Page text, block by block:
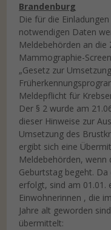
Brandenburg
Die für die
notwendigen Daten
Meldebehörden an
Mammographie-
„Gesetz zur
Meldepflicht für
Der § 2 wurde am
dieser Hinweise zur
Umsetzung des
ergibt sich eine
Meldebehörden, wenn
Geburtstag begeht.
erfolgt, sind am 01.01.
Einwohnerinnen , die
Jahre alt geworden
übermittelt: